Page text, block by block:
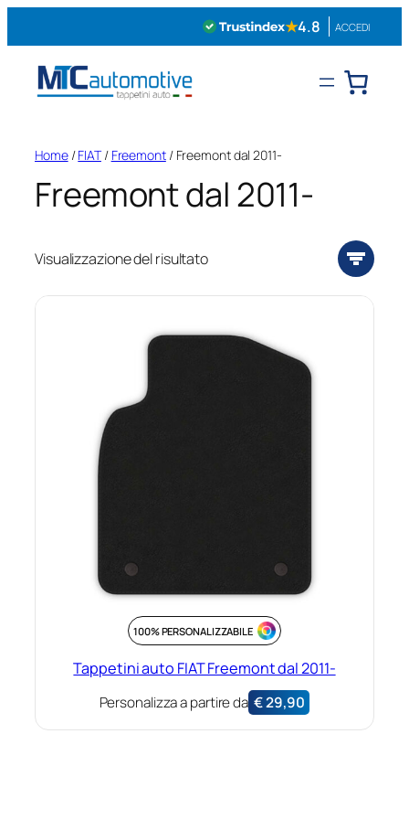
★4.8 ACCEDI
Home/FIAT/ Freemont/ Freemont dal 2011-
Freemont dal 2011-
Visualizzazione del risultato
100% PERSONALIZZABILE
Tappetini auto FIAT Freemont dal 2011-
Personalizza a partire da €29,90